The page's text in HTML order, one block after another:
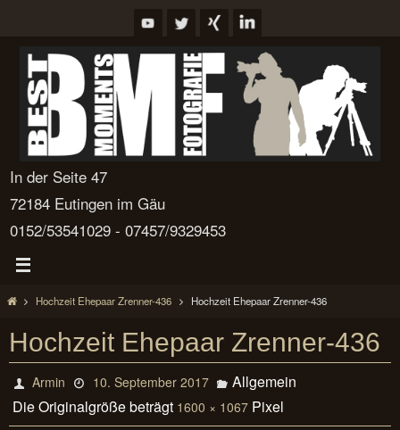
springen
In der Seite 47
72184 Eutingen im Gäu
0152/53541029 - 07457/9329453
StartHochzeit Ehepaar Zrenner-436 Hochzeit Ehepaar Zrenner-436
Hochzeit Ehepaar Zrenner-436
Armin 10. September 2017
Allgemein
Die Originalgröße beträgt 1600 × 1067 Pixel